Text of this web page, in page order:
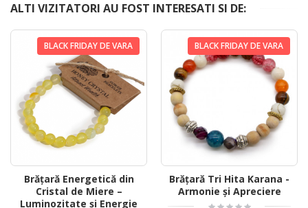
ALTI VIZITATORI AU FOST INTERESATI SI DE:
BLACK FRIDAY DE VARA
Brățară Energetică din
Cristal de Miere –
Luminozitate și Energie
BLACK FRIDAY DE VARA
Brățară Tri Hita Karana -
Armonie și Apreciere